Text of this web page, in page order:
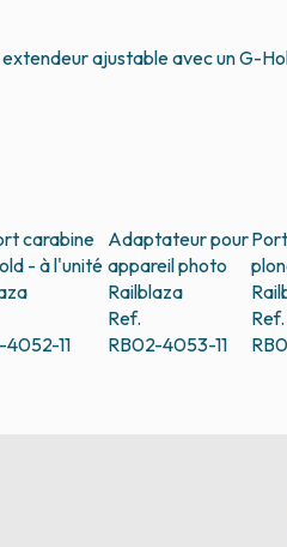
ajustable avec un G-
carabine
- à l'unité
11
Adaptateur pour
appareil photo
Railblaza
Ref.
RB02-4053-11
Ref.